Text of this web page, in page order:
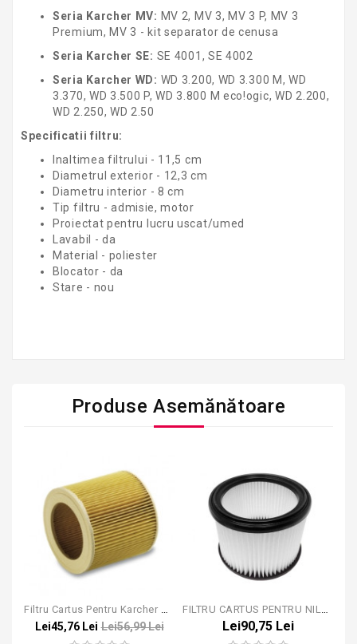
Seria Karcher MV: MV 2, MV 3, MV 3 P, MV 3
Premium, MV 3 - kit separator de cenusa
Seria Karcher SE: SE 4001, SE 4002
Seria Karcher WD: WD 3.200, WD 3.300 M, WD
3.370, WD 3.500 P, WD 3.800 M eco!ogic, WD 2.200,
WD 2.250, WD 2.50
Specificatii filtru:
Inaltimea filtrului - 11,5 cm
Diametrul exterior - 12,3 cm
Diametru interior - 8 cm
Tip filtru - admisie, motor
Proiectat pentru lucru uscat/umed
Lavabil - da
Material - poliester
Blocator - da
Stare - nou
Produse Asemănătoare
Filtru Cartus Pentru Karcher WD 2, WD 3
Lei45,76 Lei Lei56,99 Lei
FILTRU CARTUS PENTRU NILFISK AERO 21
Lei90,75 Lei